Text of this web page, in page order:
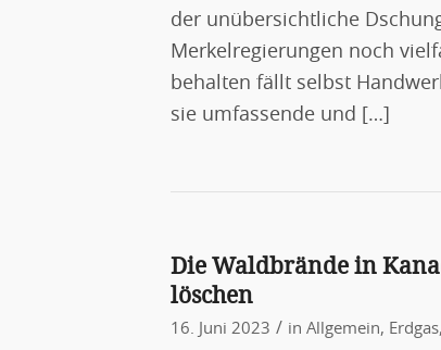
der unübersichtliche
Merkelregierungen noch
behalten fällt selbst
sie umfassende und […]
Die Waldbrände in
löschen
16. Juni 2023 / in Allgemein, Erdgas,